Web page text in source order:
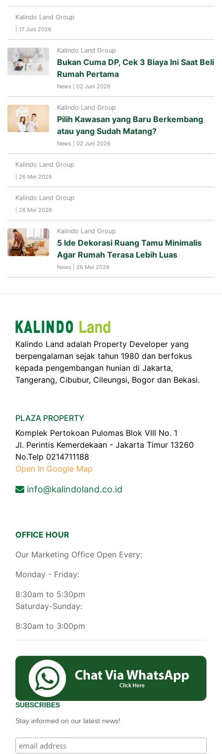
Kalindo Land Group
| 17 Juni 2026
Kalindo Land Group
Bukan Cuma DP, Cek 3 Biaya Ini Saat Beli
Rumah Pertama
News | 02 Juni 2026
Kalindo Land Group
Pilih Kawasan yang Baru Berkembang
atau yang Sudah Matang?
News | 02 Juni 2026
Kalindo Land Group
| 26 Mei 2026
Kalindo Land Group
| 26 Mei 2026
Kalindo Land Group
5 Ide Dekorasi Ruang Tamu Minimalis
Agar Rumah Terasa Lebih Luas
News | 26 Mei 2026
Kalindo Land adalah Property Developer yang
berpengalaman sejak tahun 1980 dan berfokus
kepada pengembangan hunian di Jakarta,
Tangerang, Cibubur, Cileungsi, Bogor dan Bekasi.
PLAZA PROPERTY
Komplek Pertokoan Pulomas Blok VIII No. 1
Jl. Perintis Kemerdekaan - Jakarta Timur 13260
No.Telp 0214711188
Open In Google Map
info@kalindoland.co.id
OFFICE HOUR
Our Marketing Office Open Every:
Monday - Friday:
8:30am to 5:30pm
Saturday-Sunday:
8:30am to 3:00pm
SUBSCRIBES
Stay informed on our latest news!